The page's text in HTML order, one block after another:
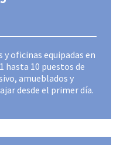
y oficinas equipadas en
hasta 10 puestos de
amueblados y
desde el primer día.